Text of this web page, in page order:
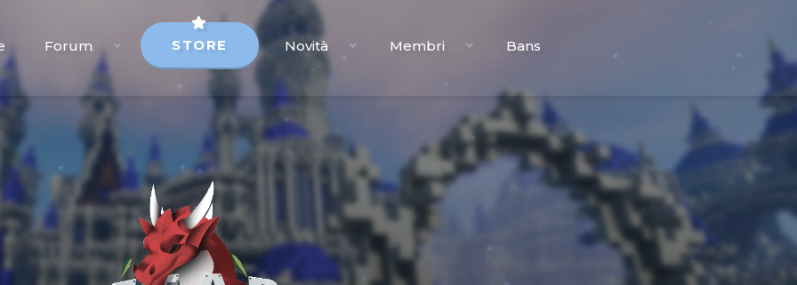
Forum STORE Novità Membri Bans